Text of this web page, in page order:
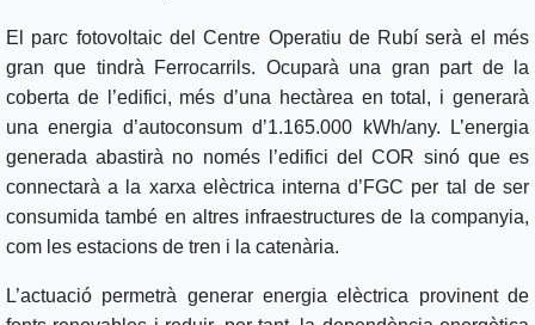
El parc fotovoltaic del Centre Operatiu de Rubí serà el més
gran que tindrà Ferrocarrils. Ocuparà una gran part de la
coberta de l’edifici, més d’una hectàrea en total, i generarà
una energia d’autoconsum d’1.165.000 kWh/any. L’energia
generada abastirà no només l’edifici del COR sinó que es
connectarà a la xarxa elèctrica interna d’FGC per tal de ser
consumida també en altres infraestructures de la companyia,
com les estacions de tren i la catenària.
L’actuació permetrà generar energia elèctrica provinent de